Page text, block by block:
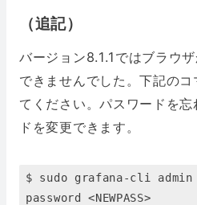
（追記）
バージョン8.1.1ではブラウ
できませんでした。下記の
てください。パスワードを
ドを変更できます。
$ sudo grafana-cli admin
password <NEWPASS>